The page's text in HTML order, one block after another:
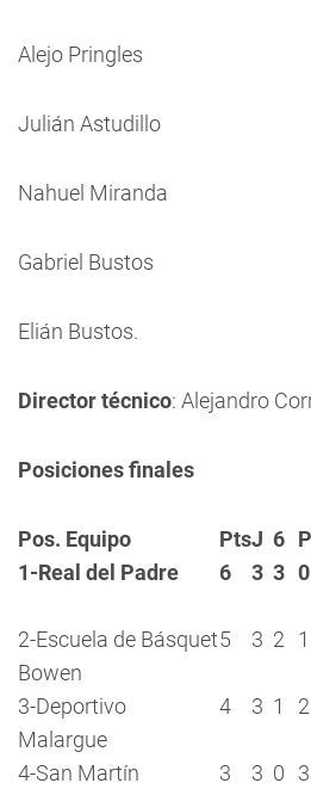
Alejo Pringles
Julián Astudillo
Nahuel Miranda
Gabriel Bustos
Elián Bustos.
Director técnico: Alejandro
Posiciones finales
Pos. Equipo PtsJ 6 P
1-Real del Padre
6 3 3 0
2-Escuela de Básquet
Bowen
5 3 2 1
3-Deportivo
Malargue
4 3 1 2
4-San Martín 3 3 0 3